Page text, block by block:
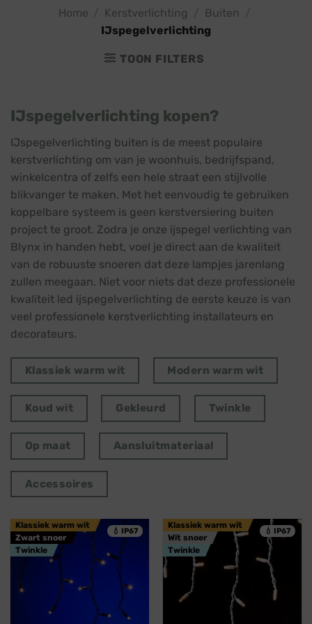
Home Kerstverlichting Buiten
IJspegelverlichting
TOON FILTERS
IJspegelverlichting kopen?
IJspegelverlichting buiten is de meest populaire
kerstverlichting om van je woonhuis, bedrijfspand,
winkelcentra of zelfs een hele straat een stijlvolle
blikvanger te maken. Met het eenvoudig te gebruiken
koppelbare systeem is geen kerstversiering buiten
project te groot. Zodra je onze ijspegel verlichting van
Blynx in handen hebt, voel je direct aan de kwaliteit
van de robuuste snoeren dat deze lampjes jarenlang
zullen meegaan. Niet voor niets dat deze professionele
kwaliteit led ijspegelverlichting de eerste keuze is van
veel professionele kerstverlichting installateurs en
decorateurs.
Klassiek warm wit Modern warm wit
Koud wit Gekleurd Twinkle
Op maat Aansluitmateriaal
Accessoires
💧 IP67
Klassiek warm wit
Zwart snoer
Twinkle
💧 IP67
Klassiek warm wit
Wit snoer
Twinkle